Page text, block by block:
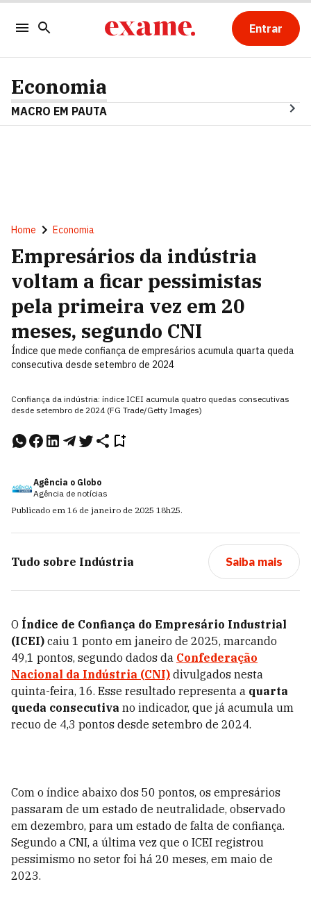
Entrar
Economia
MACRO EM PAUTA
Home Economia
Empresários da indústria
voltam a ficar pessimistas
pela primeira vez em 20
meses, segundo CNI
Índice que mede confiança de empresários acumula quarta queda
consecutiva desde setembro de 2024
Confiança da indústria: índice ICEI acumula quatro quedas consecutivas
desde setembro de 2024 (FG Trade/Getty Images)
Agência o Globo
Agência de notícias
Publicado em 16 de janeiro de 2025 18h25.
Tudo sobre Indústria Saiba mais
O Índice de Confiança do Empresário Industrial
(ICEI) caiu 1 ponto em janeiro de 2025, marcando
49,1 pontos, segundo dados da Confederação
Nacional da Indústria (CNI) divulgados nesta
quinta-feira, 16. Esse resultado representa a quarta
queda consecutiva no indicador, que já acumula um
recuo de 4,3 pontos desde setembro de 2024.
Com o índice abaixo dos 50 pontos, os empresários
passaram de um estado de neutralidade, observado
em dezembro, para um estado de falta de confiança.
Segundo a CNI, a última vez que o ICEI registrou
pessimismo no setor foi há 20 meses, em maio de
2023.